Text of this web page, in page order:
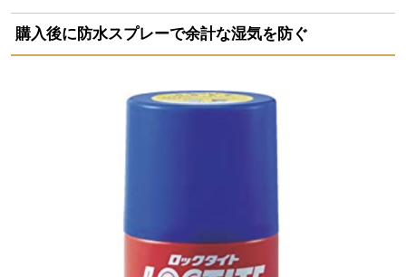
購入後に防水スプレーで余計な湿気を防ぐ